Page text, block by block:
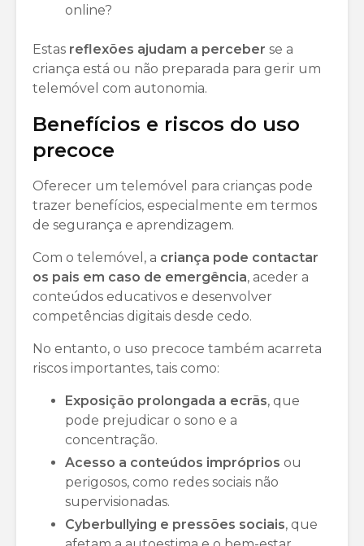
online?
Estas reflexões ajudam a perceber se a
criança está ou não preparada para gerir um
telemóvel com autonomia.
Benefícios e riscos do uso
precoce
Oferecer um telemóvel para crianças pode
trazer benefícios, especialmente em termos
de segurança e aprendizagem.
Com o telemóvel, a criança pode contactar
os pais em caso de emergência, aceder a
conteúdos educativos e desenvolver
competências digitais desde cedo.
No entanto, o uso precoce também acarreta
riscos importantes, tais como:
Exposição prolongada a ecrãs, que
pode prejudicar o sono e a
concentração.
Acesso a conteúdos impróprios ou
perigosos, como redes sociais não
supervisionadas.
Cyberbullying e pressões sociais, que